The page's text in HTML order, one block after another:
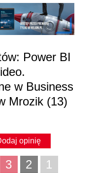
Power BI
w Business
Mrozik (13)
opinię
3 2 1